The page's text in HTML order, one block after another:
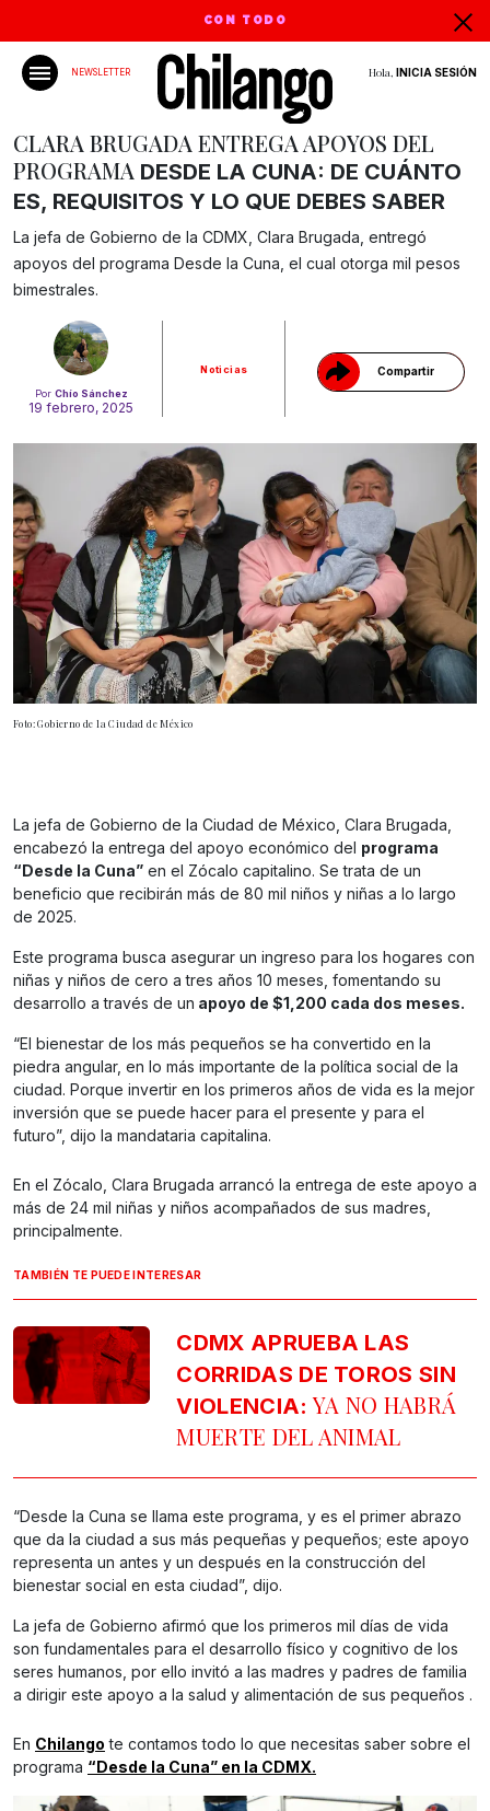
CON TODO
NEWSLETTER Hola, INICIA SESIÓN
Por Chío Sánchez
19 febrero, 2025
Noticias Compartir
Gracias!
CLARA BRUGADA ENTREGA APOYOS DEL
PROGRAMA DESDE LA CUNA: DE CUÁNTO
ES, REQUISITOS Y LO QUE DEBES SABER
La jefa de Gobierno de la CDMX, Clara Brugada, entregó
apoyos del programa Desde la Cuna, el cual otorga mil pesos
bimestrales.
Foto: Gobierno de la Ciudad de México
La jefa de Gobierno de la Ciudad de México, Clara Brugada,
encabezó la entrega del apoyo económico del programa
“Desde la Cuna” en el Zócalo capitalino. Se trata de un
beneficio que recibirán más de 80 mil niños y niñas a lo largo
de 2025.
Este programa busca asegurar un ingreso para los hogares con
niñas y niños de cero a tres años 10 meses, fomentando su
desarrollo a través de un apoyo de $1,200 cada dos meses.
“El bienestar de los más pequeños se ha convertido en la
piedra angular, en lo más importante de la política social de la
ciudad. Porque invertir en los primeros años de vida es la mejor
inversión que se puede hacer para el presente y para el
futuro”, dijo la mandataria capitalina.
En el Zócalo, Clara Brugada arrancó la entrega de este apoyo a
más de 24 mil niñas y niños acompañados de sus madres,
principalmente.
TAMBIÉN TE PUEDE INTERESAR
CDMX APRUEBA LAS
CORRIDAS DE TOROS SIN
VIOLENCIA: YA NO HABRÁ
MUERTE DEL ANIMAL
“Desde la Cuna se llama este programa, y es el primer abrazo
que da la ciudad a sus más pequeñas y pequeños; este apoyo
representa un antes y un después en la construcción del
bienestar social en esta ciudad”, dijo.
La jefa de Gobierno afirmó que los primeros mil días de vida
son fundamentales para el desarrollo físico y cognitivo de los
seres humanos, por ello invitó a las madres y padres de familia
a dirigir este apoyo a la salud y alimentación de sus pequeños .
En Chilango te contamos todo lo que necesitas saber sobre el
programa “Desde la Cuna” en la CDMX.